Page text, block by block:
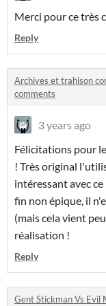
Merci pour ce très
Reply
Archives et trahison
comments
3 years ago
Félicitations pour
! Très original
intéressant avec
fin non épique, il
(mais cela vient
réalisation !
Reply
Gent Stickman Vs Evil